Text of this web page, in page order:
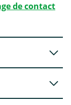
de contact